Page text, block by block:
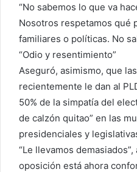
“No sabemos lo que va
Nosotros respetamos qué
familiares o políticas. No
“Odio y resentimiento”
Aseguró, asimismo, que
recientemente le dan al
50% de la simpatía del
de calzón quitao” en las
presidenciales y
“Le llevamos
oposición está ahora